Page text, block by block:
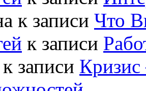
к записи Что
к записи
к записи